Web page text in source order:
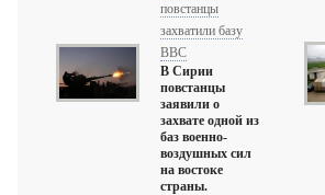
повстанцы
захватили базу
ВВС
В Сирии
повстанцы
заявили о
захвате одной из
баз военно-
воздушных сил
на востоке
страны.